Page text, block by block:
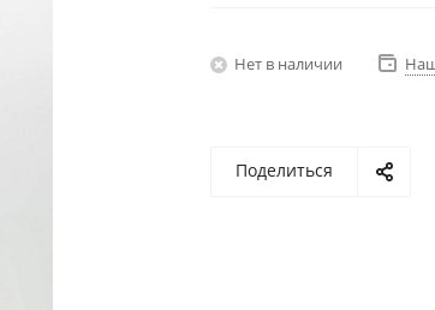
Нет в наличии
Поделиться